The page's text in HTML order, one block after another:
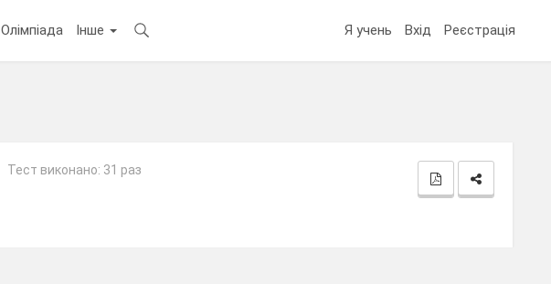
Олімпіада Інше Я учень Вхід Реєстрація
Тест виконано: 31 раз